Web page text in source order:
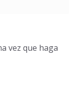
vez que haga